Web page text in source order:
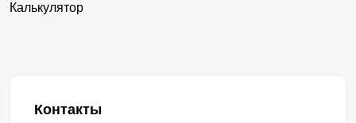
Калькулятор
Контакты